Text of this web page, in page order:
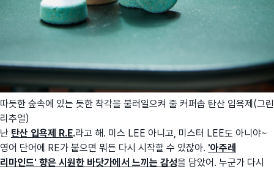
따듯한 숲속에 있는 듯한 착각을 불러일으켜 줄 커퍼솝 탄산 입욕제(그린
리추얼)
난 탄산 입욕제 R.E.라고 해. 미스 LEE 아니고, 미스터 LEE도 아니야~
영어 단어에 RE가 붙으면 뭐든 다시 시작할 수 있잖아. '아주레
리마인드' 향은 시원한 바닷가에서 느끼는 감성을 담았어. 누군가 다시